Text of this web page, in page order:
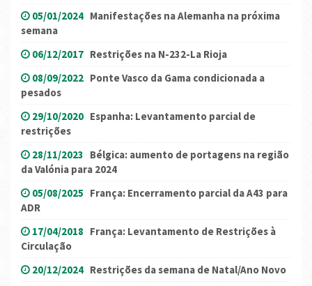
05/01/2024 Manifestações na Alemanha na próxima
semana
06/12/2017 Restrições na N-232-La Rioja
08/09/2022 Ponte Vasco da Gama condicionada a
pesados
29/10/2020 Espanha: Levantamento parcial de
restrições
28/11/2023 Bélgica: aumento de portagens na região
da Valónia para 2024
05/08/2025 França: Encerramento parcial da A43 para
ADR
17/04/2018 França: Levantamento de Restrições à
Circulação
20/12/2024 Restrições da semana de Natal/Ano Novo